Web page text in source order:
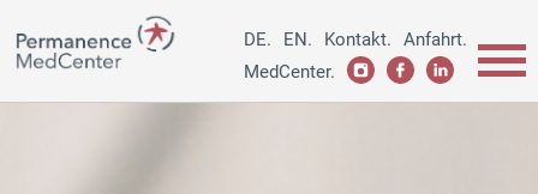
DE. EN. Kontakt.
Anfahrt.
MedCenter.